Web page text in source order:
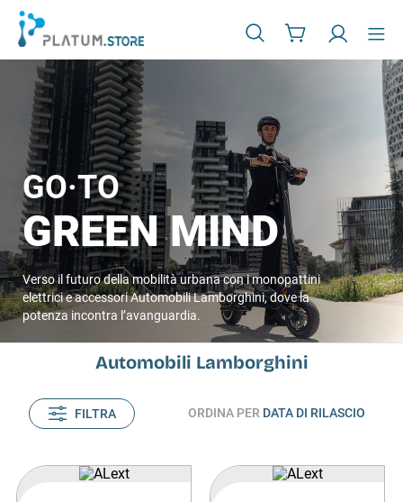
GO·TO
GREEN MIND
Verso il futuro della mobilità urbana con i monopattini
elettrici e accessori Automobili Lamborghini, dove la
potenza incontra l’avanguardia.
Automobili Lamborghini
FILTRA ORDINA PER DATA DI RILASCIO